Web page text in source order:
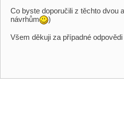
Co byste doporučili z těchto dvou
návrhům
)
Všem děkuji za případné odpovědi